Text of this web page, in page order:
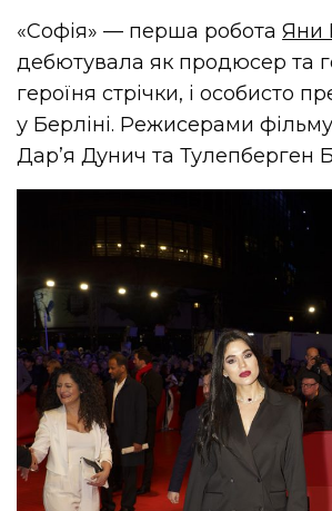
«Софія» — перша роботаЯни
дебютувала як продюсер та
героїня стрічки, і особисто
у Берліні. Режисерами
Дар’я Дунич та Тулепберген